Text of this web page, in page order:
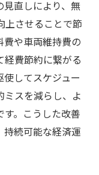
見直しにより、無
上させることで節
や車両維持費の
経費節約に繋がる
してスケジュー
ミスを減らし、よ
す。こうした改善
持続可能な経済運